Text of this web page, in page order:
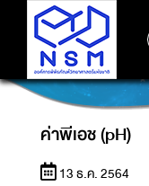
ค่าพีเอช (pH)
13 ธ.ค. 2564